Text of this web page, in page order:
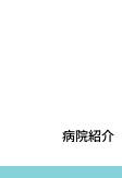
病院紹介